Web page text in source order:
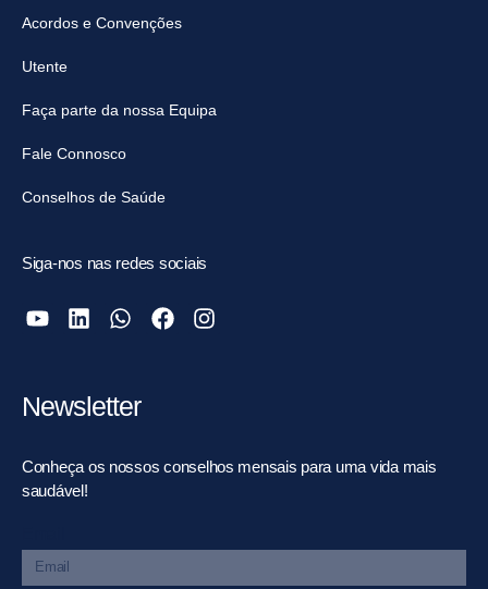
Acordos e Convenções
Utente
Faça parte da nossa Equipa
Fale Connosco
Conselhos de Saúde
Siga-nos nas redes sociais
Newsletter
Conheça os nossos conselhos mensais para uma vida mais
saudável!